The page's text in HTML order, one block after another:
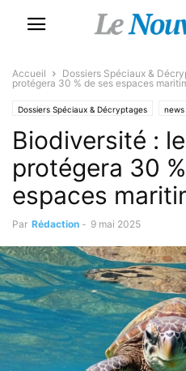
Accueil Dossiers Spéciaux &
protégera 30 % de ses espaces
Dossiers Spéciaux & Décryptages news
Biodiversité :
protégera 30
espaces
Par Rédaction - 9 mai 2025